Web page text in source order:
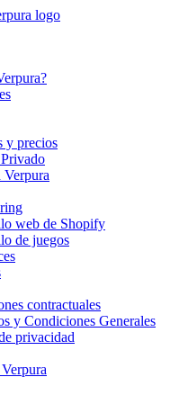
y precios
Verpura
web de Shopify
de juegos
contractuales
y Condiciones Generales
privacidad